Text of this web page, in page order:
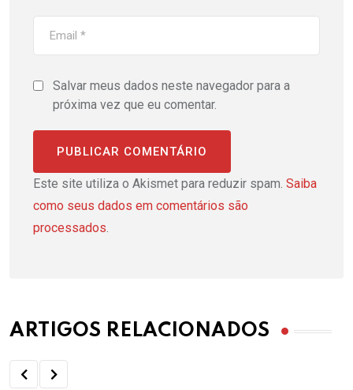
Salvar meus dados neste navegador para a
próxima vez que eu comentar.
Este site utiliza o Akismet para reduzir spam. Saiba
como seus dados em comentários são
processados.
ARTIGOS RELACIONADOS